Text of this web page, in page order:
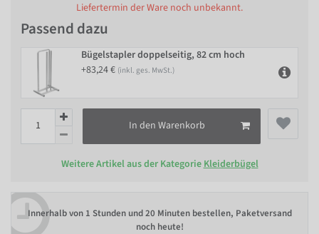
Liefertermin der Ware noch unbekannt.
Passend dazu
Bügelstapler doppelseitig, 82 cm hoch
+83,24 € (inkl. ges. MwSt.)
In den Warenkorb
Weitere Artikel aus der Kategorie Kleiderbügel
Innerhalb von 1 Stunden und 20 Minuten bestellen, Paketversand
noch heute!